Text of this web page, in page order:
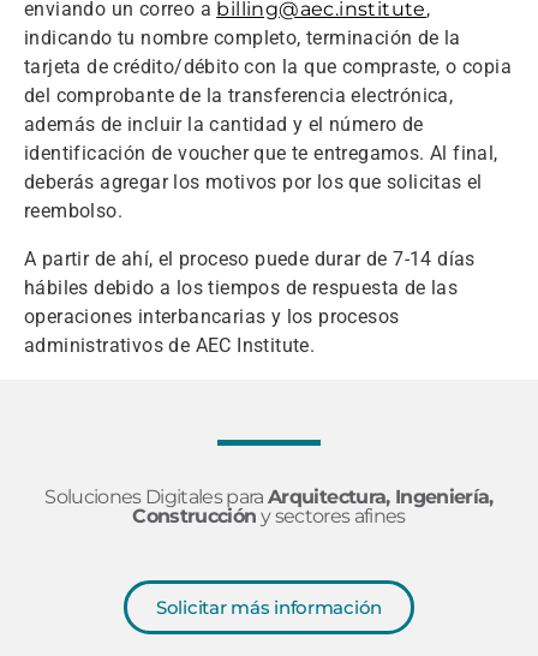
enviando un correo a billing@aec.institute,
indicando tu nombre completo, terminación de la
tarjeta de crédito/débito con la que compraste, o copia
del comprobante de la transferencia electrónica,
además de incluir la cantidad y el número de
identificación de voucher que te entregamos. Al final,
deberás agregar los motivos por los que solicitas el
reembolso.
A partir de ahí, el proceso puede durar de 7-14 días
hábiles debido a los tiempos de respuesta de las
operaciones interbancarias y los procesos
administrativos de AEC Institute.
Soluciones Digitales paraArquitectura, Ingeniería,
Construcción y sectores afines
Solicitar más información